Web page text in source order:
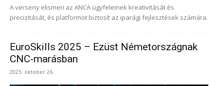
A verseny elismeri az ANCA ügyfeleinek kreativitását és
precizitását, és platformot biztosít az iparági fejlesztések számára.
EuroSkills 2025 – Ezüst Németországnak
CNC-marásban
2025. október 26.